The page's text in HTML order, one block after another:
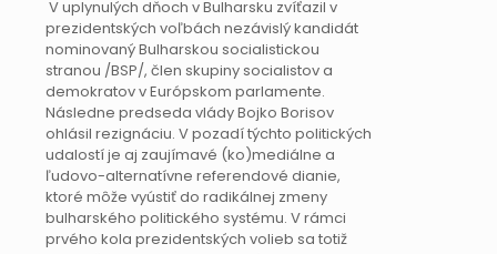
V uplynulých dňoch v Bulharsku zvíťazil v
prezidentských voľbách nezávislý kandidát
nominovaný Bulharskou socialistickou
stranou /BSP/, člen skupiny socialistov a
demokratov v Európskom parlamente.
Následne predseda vlády Bojko Borisov
ohlásil rezignáciu. V pozadí týchto politických
udalostí je aj zaujímavé (ko)mediálne a
ľudovo-alternatívne referendové dianie,
ktoré môže vyústiť do radikálnej zmeny
bulharského politického systému. V rámci
prvého kola prezidentských volieb sa totiž